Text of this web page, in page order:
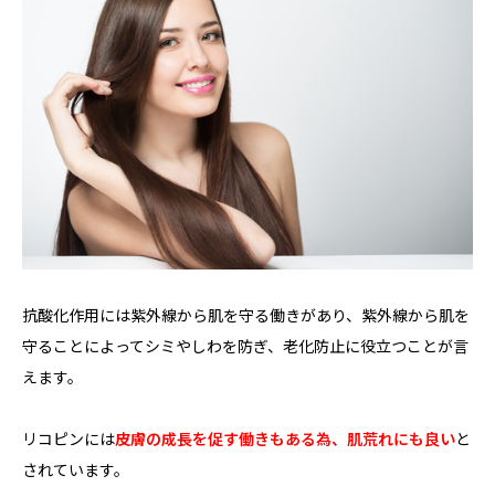
抗酸化作用には紫外線から肌を守る働きがあり、紫外線から肌を
守ることによってシミやしわを防ぎ、老化防止に役立つことが言
えます。
リコピンには皮膚の成長を促す働きもある為、肌荒れにも良いと
されています。